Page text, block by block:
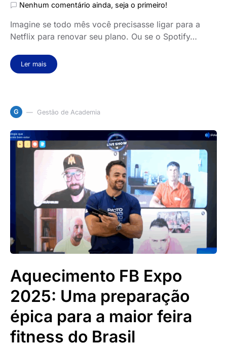
Nenhum comentário ainda, seja o primeiro!
Imagine se todo mês você precisasse ligar para a
Netflix para renovar seu plano. Ou se o Spotify…
Ler mais
G Gestão de Academia
Aquecimento FB Expo
2025: Uma preparação
épica para a maior feira
fitness do Brasil